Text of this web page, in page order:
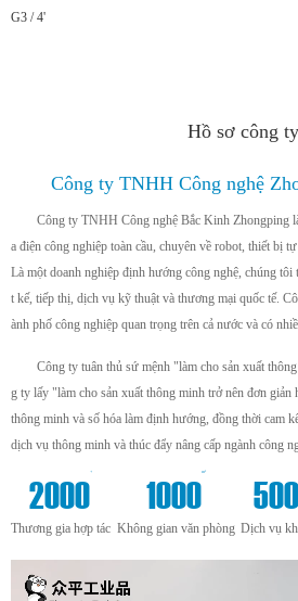
G3 / 4'
Hồ sơ công ty
Công ty TNHH Công nghệ
Công ty TNHH Công nghệ Bắc Kinh Zhongping
a điện công nghiệp toàn cầu, chuyên về robot, thiết bị
Là một doanh nghiệp định hướng công nghệ, chúng
t kế, tiếp thị, dịch vụ kỹ thuật và thương mại quốc tế.
ành phố công nghiệp quan trọng trên cả nước và có
Công ty tuân thủ sứ mệnh "làm cho sản xuất
g ty lấy "làm cho sản xuất thông minh trở nên đơn
thông minh và số hóa làm định hướng, đồng thời cam
dịch vụ thông minh và thúc đẩy nâng cấp ngành công
2000
+
Thương gia hợp tác
1000
m²
Không gian văn phòng Dịch vụ